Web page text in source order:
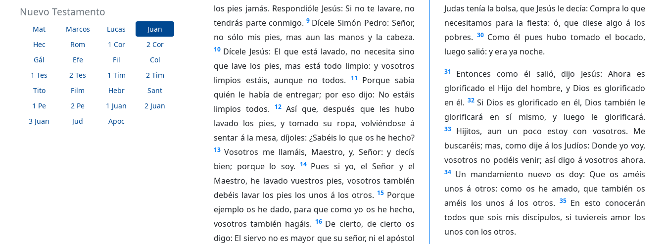
Nuevo Testamento
Mat Marcos Lucas
Juan
Hec
Rom 1 Cor
2 Cor
Gál
Efe Fil
Col
1 Tes
2 Tes 1 Tim
2 Tim
Tito
Film Hebr
Sant
1 Pe
2 Pe 1 Juan
2 Juan
3 Juan
Jud Apoc
los pies jamás. Respondióle Jesús: Si no te lavare, no
tendrás parte conmigo. 9 Dícele Simón Pedro: Señor,
no sólo mis pies, mas aun las manos y la cabeza.
10 Dícele Jesús: El que está lavado, no necesita sino
que lave los pies, mas está todo limpio: y vosotros
limpios estáis, aunque no todos.
11
Porque sabía
quién le había de entregar; por eso dijo: No estáis
limpios todos.
12 Así que, después que les hubo
lavado los pies, y tomado su ropa, volviéndose á
sentar á la mesa, díjoles: ¿Sabéis lo que os he hecho?
13 Vosotros me llamáis, Maestro, y, Señor: y decís
bien; porque lo soy. 14 Pues si yo, el Señor y el
Maestro, he lavado vuestros pies, vosotros también
debéis lavar los pies los unos á los otros. 15 Porque
ejemplo os he dado, para que como yo os he hecho,
vosotros también hagáis. 16 De cierto, de cierto os
digo: El siervo no es mayor que su señor, ni el apóstol
Judas tenía la bolsa, que Jesús le decía: Compra lo que
necesitamos para la fiesta: ó, que diese algo á los
pobres. 30 Como él pues hubo tomado el bocado,
luego salió: y era ya noche.
31
Entonces como él salió, dijo Jesús: Ahora es
glorificado el Hijo del hombre, y Dios es glorificado
en él. 32 Si Dios es glorificado en él, Dios también le
glorificará en sí mismo, y luego le glorificará.
33
Hijitos, aun un poco estoy con vosotros. Me
buscaréis; mas, como dije á los Judíos: Donde yo voy,
vosotros no podéis venir; así digo á vosotros ahora.
34 Un mandamiento nuevo os doy: Que os améis
unos á otros: como os he amado, que también os
améis los unos á los otros. 35 En esto conocerán
todos que sois mis discípulos, si tuviereis amor los
unos con los otros.